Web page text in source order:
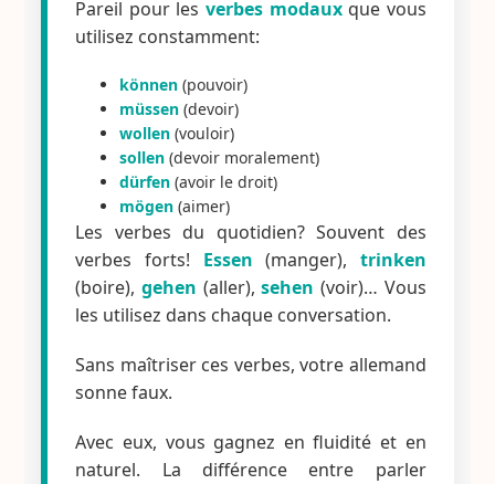
Pareil pour les verbes modauxque vous
utilisez constamment:
können (pouvoir)
müssen (devoir)
wollen (vouloir)
sollen (devoir moralement)
dürfen (avoir le droit)
mögen (aimer)
Les verbes du quotidien? Souvent des
verbes forts! Essen (manger), trinken
(boire),gehen (aller),sehen (voir)… Vous
les utilisez dans chaque conversation.
Sans maîtriser ces verbes, votre allemand
sonne faux.
Avec eux, vous gagnez en fluidité et en
naturel. La différence entre parler